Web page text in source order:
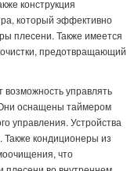
конструкция
который эффективно
плесени. Также имеется
предотвращающий
управлять
оснащены таймером
управления. Устройства
кондиционеры из
что